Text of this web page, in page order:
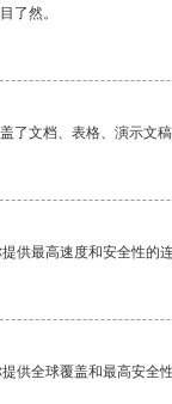
了然。
了文档、表格、演示文
供最高速度和安全性的
供全球覆盖和最高安全性